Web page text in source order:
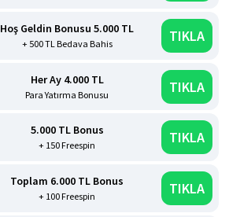
Hoş Geldin Bonusu 5.000 TL
+ 500 TL Bedava Bahis TIKLA
Her Ay 4.000 TL
Para Yatırma Bonusu TIKLA
5.000 TL Bonus
+ 150 Freespin TIKLA
Toplam 6.000 TL Bonus
+ 100 Freespin TIKLA